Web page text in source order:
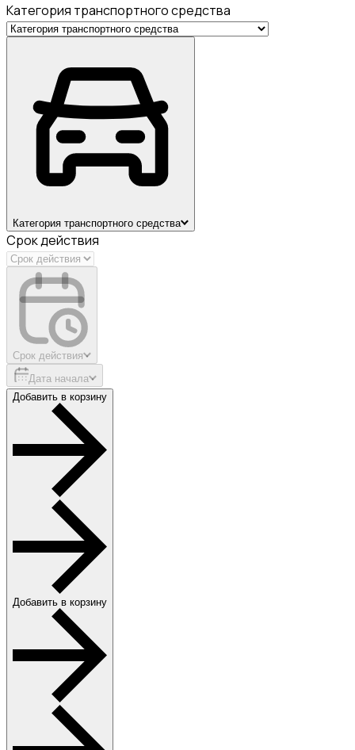
Категория транспортного средства
Категория транспортного средства
Срок действия
Срок действия
Дата начала
Добавить в корзину
Добавить в корзину